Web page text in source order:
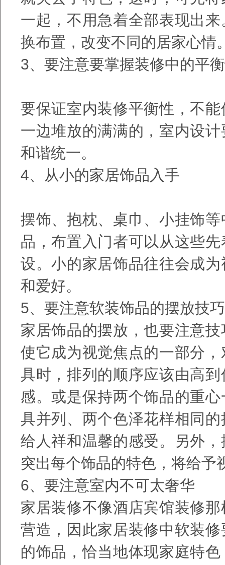
一起，不用急着全部表现出
换布置，改变不同的居家心情
3、要注意要掌握装修中的平
要保证室内装修平衡性，不
一边堆放的满满的，室内设
和谐统一。
4、从小的家居饰品入手
摆饰、抱枕、桌巾、小挂饰
品，布置入门者可以从这些
设。小的家居饰品往往会成
和爱好。
5、要注意软装饰品的摆放技巧
家居饰品的摆放，也要注意
使它成为视觉焦点的一部分
具时，排列的顺序应该由高
感。或是保持两个饰品的重
具并列、两个色泽花样相同
给人祥和温馨的感受。另外
突出每个饰品的特色，将给予
6、要注意室内不可太奢华
家居装修不像酒店宾馆装修
营造，因此家居装修中软装
的饰品，恰当地体现家庭特